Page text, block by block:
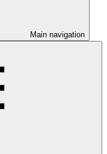
Main navigation